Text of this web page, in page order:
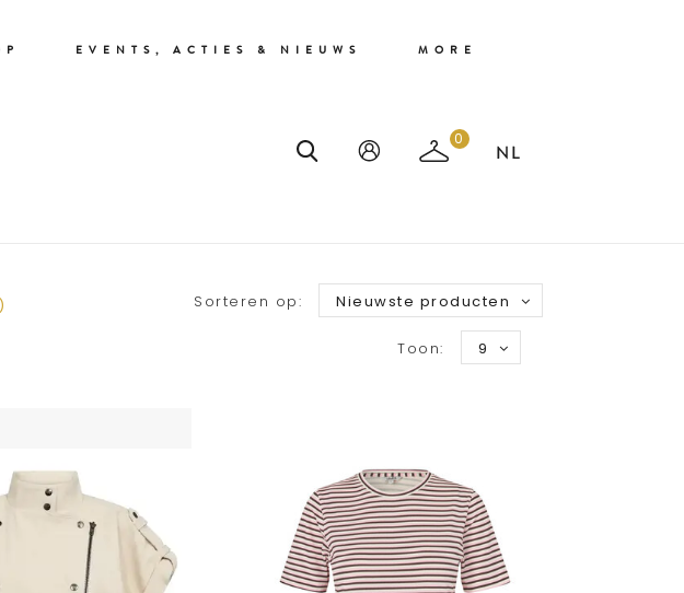
EVENTS, ACTIES & NIEUWS MORE
0
Sorteren op: Nieuwste producten
Toon: 9